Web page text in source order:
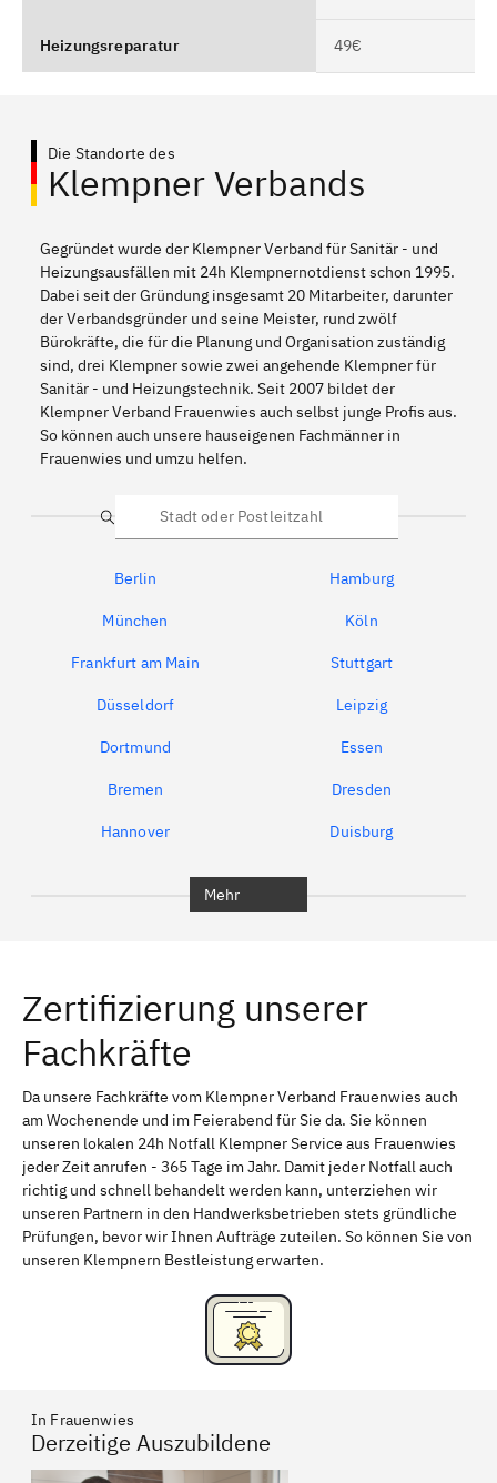
Heizungsreparatur 49€
Die Standorte des
Klempner Verbands
Gegründet wurde der Klempner Verband für Sanitär - und
Heizungsausfällen mit 24h Klempnernotdienst schon 1995.
Dabei seit der Gründung insgesamt 20 Mitarbeiter, darunter
der Verbandsgründer und seine Meister, rund zwölf
Bürokräfte, die für die Planung und Organisation zuständig
sind, drei Klempner sowie zwei angehende Klempner für
Sanitär - und Heizungstechnik. Seit 2007 bildet der
Klempner Verband Frauenwies auch selbst junge Profis aus.
So können auch unsere hauseigenen Fachmänner in
Frauenwies und umzu helfen.
Suche
Berlin Hamburg
München Köln
Frankfurt am Main Stuttgart
Düsseldorf Leipzig
Dortmund Essen
Bremen Dresden
Hannover Duisburg
Erlangen Bamberg
Bayreuth
Schweinfurt Passau
Freising Rudelsdorf, Mittelfranken
Mehr
Zertifizierung unserer
Fachkräfte
Da unsere Fachkräfte vom Klempner Verband Frauenwies auch
am Wochenende und im Feierabend für Sie da. Sie können
unseren lokalen 24h Notfall Klempner Service aus Frauenwies
jeder Zeit anrufen - 365 Tage im Jahr. Damit jeder Notfall auch
richtig und schnell behandelt werden kann, unterziehen wir
unseren Partnern in den Handwerksbetrieben stets gründliche
Prüfungen, bevor wir Ihnen Aufträge zuteilen. So können Sie von
unseren Klempnern Bestleistung erwarten.
In Frauenwies
Derzeitige Auszubildene